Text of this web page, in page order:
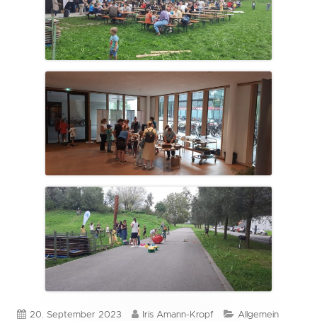
Veröffentlicht
20. September 2023 Autor
Iris Amann-Kropf Kategorien
Allgemein